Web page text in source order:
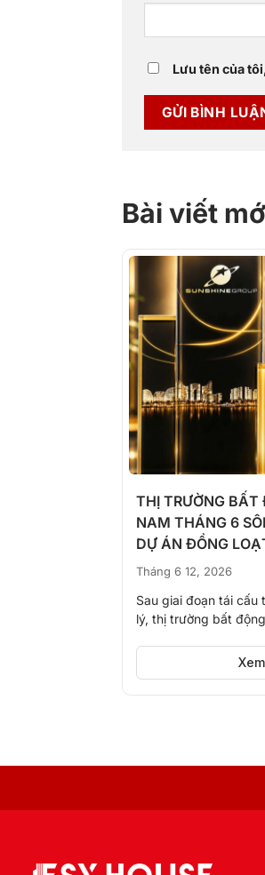
Lưu tên của
Bài viết
THỊ TRƯỜNG BẤT
NAM THÁNG 6
DỰ ÁN ĐỒNG
NỔ NGUỒN CUNG
Tháng 6 12, 2026
Sau giai đoạn tái cấu
lý, thị trường bất